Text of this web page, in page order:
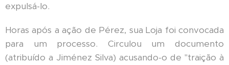
expulsá-lo.
Horas após a ação de Pérez, sua Loja foi convocada
para um processo. Circulou um documento
(atribuído a Jiménez Silva) acusando-o de "traição à